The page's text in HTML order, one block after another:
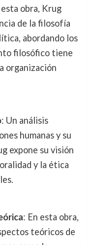
obra, Krug
de la filosofía
abordando los
filosófico tiene
organización
: Un análisis
humanas y su
expone su visión
y la ética
: En esta obra,
teóricos de